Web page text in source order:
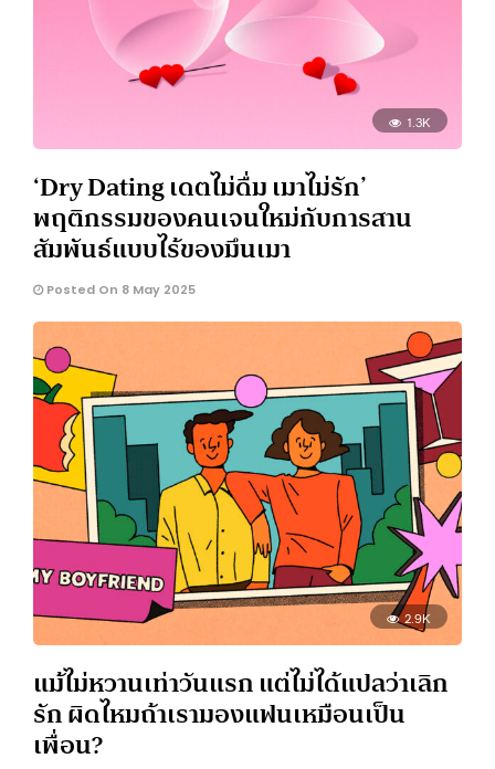
1.3K
‘Dry Dating เดตไม่ดื่ม เมาไม่รัก’
พฤติกรรมของคนเจนใหม่กับการสาน
สัมพันธ์แบบไร้ของมึนเมา
Posted On 8 May 2025
2.9K
แม้ไม่หวานเท่าวันแรก แต่ไม่ได้แปลว่าเลิก
รัก ผิดไหมถ้าเรามองแฟนเหมือนเป็น
เพื่อน?